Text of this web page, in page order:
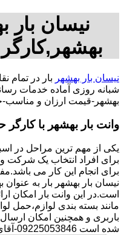
نیسان بار
نیسان بار بهشهر بار در تمام
شبانه روزی آماده خدمات
بهشهر-قیمت ارزان و مناسب-
وانت بار بهشهر با کارگر
یکی از مهم ترین مراحل در
برای افراد انتخاب یک شرکت
برای انجام این کار می
نیسان بار بهشهر بار به
است.در این وانت بار امکان
مانند بسته بندی لوازم،حمل
باربری و همچنین امکان
شده است 09225053846-آقای سجاد فتاحی.